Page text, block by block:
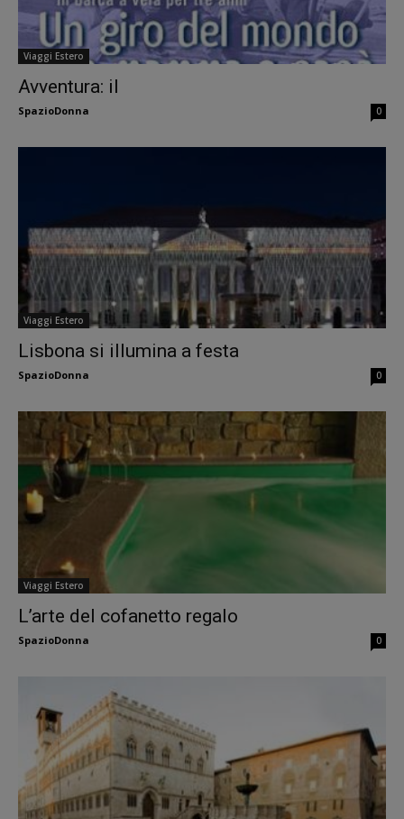
Viaggi Estero
Avventura: il
SpazioDonna 0
Viaggi Estero
Lisbona si illumina a festa
SpazioDonna 0
Viaggi Estero
L’arte del cofanetto regalo
SpazioDonna 0